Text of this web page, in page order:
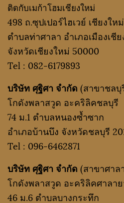
ติดกับเมก้าโฮมเชียงใหม่
498 ถ.ซุปเปอร์ไฮเวย์ เชียงให
ตำบลท่าศาลา อำเภอเมืองเชี
จังหวัดเชียงใหม่ 50000
Tel : 082-6179893
บริษัท ศุฐิศา จำกัด (สาขาชลบุ
โกดังพลาสวูด อะคริลิคชลบุรี
74 ม.1 ตำบลหนองซ้ำซาก
อำเภอบ้านบึง จังหวัดชลบุรี
Tel : 096-6462871
บริษัท ศุฐิศา จำกัด (สาขาศาล
โกดังพลาสวูด อะคริลิคศาลา
46 ม.6 ตำบลบางกระทึก